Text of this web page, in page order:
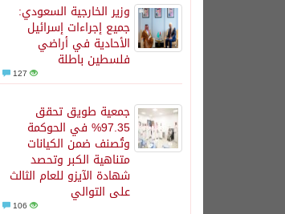
وزير الخارجية السعودي:
جميع إجراءات إسرائيل
الأحادية في أراضي
فلسطين باطلة
127
جمعية طويق تحقق
97.35% في الحوكمة
وتُصنف ضمن الكيانات
متناهية الكبر وتحصد
شهادة الآيزو للعام الثالث
على التوالي
106